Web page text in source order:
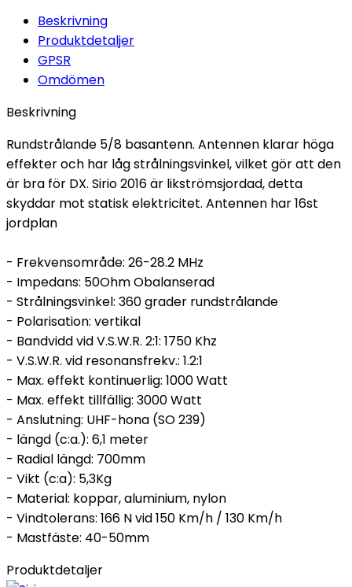
Beskrivning
Produktdetaljer
GPSR
Omdömen
Beskrivning
Rundstrålande 5/8 basantenn. Antennen klarar höga
effekter och har låg strålningsvinkel, vilket gör att den
är bra för DX. Sirio 2016 är likströmsjordad, detta
skyddar mot statisk elektricitet. Antennen har 16st
jordplan
- Frekvensområde: 26-28.2 MHz
- Impedans: 50Ohm Obalanserad
- Strålningsvinkel: 360 grader rundstrålande
- Polarisation: vertikal
- Bandvidd vid V.S.W.R. 2:1: 1750 Khz
- V.S.W.R. vid resonansfrekv.: 1.2:1
- Max. effekt kontinuerlig: 1000 Watt
- Max. effekt tillfällig: 3000 Watt
- Anslutning: UHF-hona (SO 239)
- längd (c:a.): 6,1 meter
- Radial längd: 700mm
- Vikt (c:a): 5,3Kg
- Material: koppar, aluminium, nylon
- Vindtolerans: 166 N vid 150 Km/h / 130 Km/h
- Mastfäste: 40-50mm
Produktdetaljer